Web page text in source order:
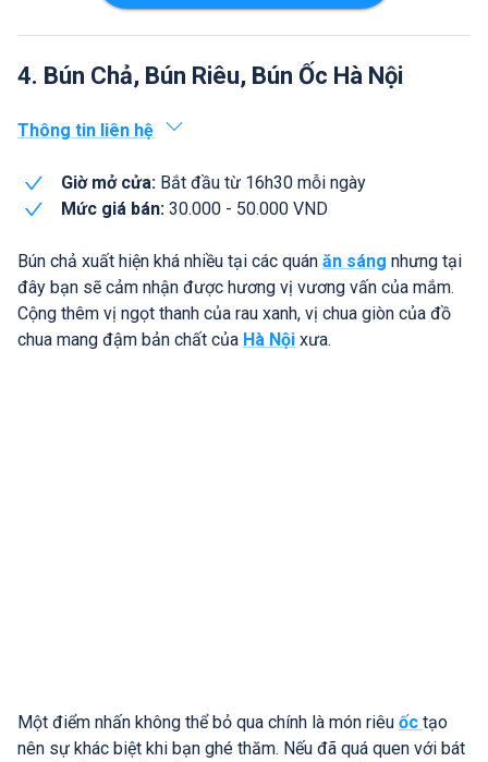
4. Bún Chả, Bún Riêu, Bún Ốc Hà Nội
Thông tin liên hệ
Giờ mở cửa: Bắt đầu từ 16h30 mỗi ngày
Mức giá bán: 30.000 - 50.000 VND
Bún chả xuất hiện khá nhiều tại các quán ăn sáng nhưng tại
đây bạn sẽ cảm nhận được hương vị vương vấn của mắm.
Cộng thêm vị ngọt thanh của rau xanh, vị chua giòn của đồ
chua mang đậm bản chất của Hà Nội xưa.
Một điểm nhấn không thể bỏ qua chính là món riêu ốc tạo
nên sự khác biệt khi bạn ghé thăm. Nếu đã quá quen với bát